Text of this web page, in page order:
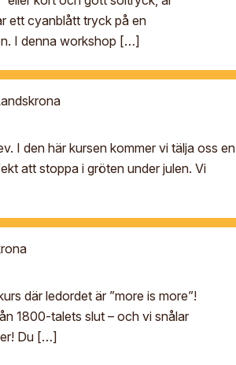
ett cyanblått tryck på en
I denna workshop […]
I den här kursen kommer vi tälja oss en
att stoppa i gröten under julen. Vi
där ledordet är ”more is more”!
1800-talets slut – och vi snålar
Du […]